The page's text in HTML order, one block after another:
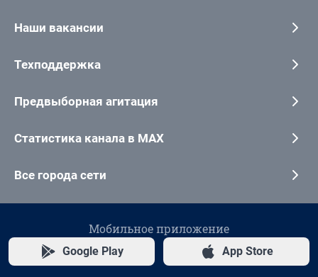
Наши вакансии
Техподдержка
Предвыборная агитация
Статистика канала в MAX
Все города сети
Мобильное приложение
Google Play App Store